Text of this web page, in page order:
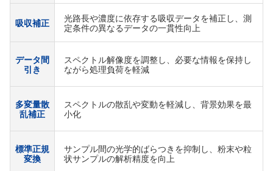
吸収補正
光路長や濃度に依存する吸収データを補正し、測
定条件の異なるデータの一貫性向上
データ間
引き
スペクトル解像度を調整し、必要な情報を保持し
ながら処理負荷を軽減
多変量散
乱補正
スペクトルの散乱や変動を軽減し、背景効果を最
小化
標準正規
変換
サンプル間の光学的ばらつきを抑制し、粉末や粒
状サンプルの解析精度を向上